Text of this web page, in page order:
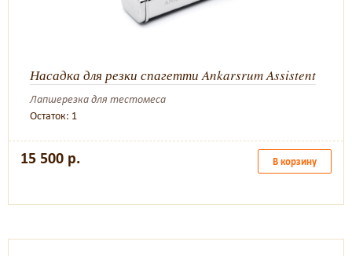
Насадка для резки спагетти Ankarsrum Assistent
Лапшерезка для тестомеса
Остаток: 1
15 500 р. В корзину